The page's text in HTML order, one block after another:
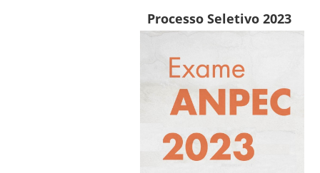
Processo Seletivo 2023